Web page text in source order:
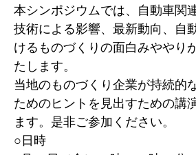
本シンポジウムでは、自動車関
技術による影響、最新動向、自
けるものづくりの面白みややり
たします。
当地のものづくり企業が持続的
ためのヒントを見出すための講
ます。是非ご参加ください。
○日時